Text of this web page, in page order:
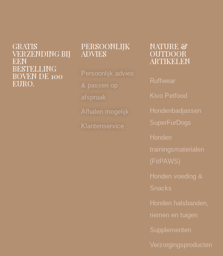
GRATIS
VERZENDING BIJ
EEN
BESTELLING
BOVEN DE 100
EURO.
PERSOONLIJK
ADVIES
Persoonlijk advies
& passen op
afspraak
Afhalen mogelijk
Klantenservice
NATURE &
OUTDOOR
ARTIKELEN
Ruffwear
Kivo Petfood
Hondenbadjassen
SuperFurDogs
Honden
trainingsmaterialen
(FitPAWS)
Honden voeding &
Snacks
Honden halsbanden,
riemen en tuigen
Supplementen
Verzorgingsproducten